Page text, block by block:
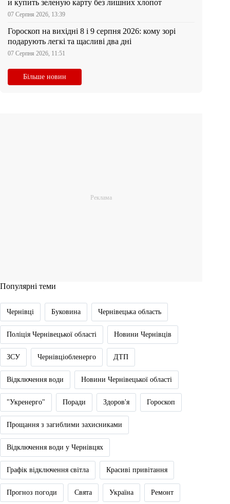
и купить зеленую карту без лишних хлопот
07 Серпня 2026, 13:39
Гороскоп на вихідні 8 і 9 серпня 2026: кому зорі
подарують легкі та щасливі два дні
07 Серпня 2026, 11:51
Більше новин
Популярні теми
Чернівці Буковина Чернівецька область
Поліція Чернівецької області Новини Чернівців
ЗСУ Чернівціобленерго ДТП
Відключення води Новини Чернівецької області
"Укренерго" Поради Здоров'я Гороскоп
Прощання з загиблими захисниками
Відключення води у Чернівцях
Графік відключення світла Красиві привітання
Прогноз погоди Свята Україна Ремонт